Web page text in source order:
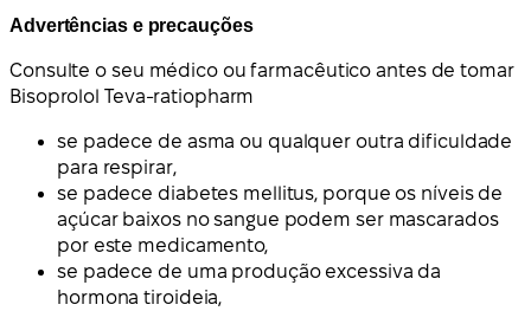
Advertências e precauções
Consulte o seu médico ou farmacêutico antes de tomar
Bisoprolol Teva-ratiopharm
se padece de asma ou qualquer outra dificuldade
para respirar,
se padece diabetes mellitus, porque os níveis de
açúcar baixos no sangue podem ser mascarados
por este medicamento,
se padece de uma produção excessiva da
hormona tiroideia,